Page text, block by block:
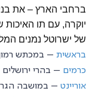
ברחבי הארץ – את
יוקרה, עם תו
של ישרוטל נמנים
בראשית – במכתש
כרמים – בהרי ירושלים
אוריינט – במושבה